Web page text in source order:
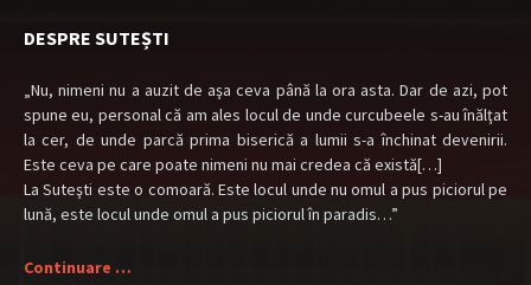
DESPRE SUTEȘTI
„Nu, nimeni nu a auzit de aşa ceva până la ora asta. Dar de azi, pot
spune eu, personal că am ales locul de unde curcubeele s-au înălţat
la cer, de unde parcă prima biserică a lumii s-a închinat devenirii.
Este ceva pe care poate nimeni nu mai credea că există[…]
La Suteşti este o comoară. Este locul unde nu omul a pus piciorul pe
lună, este locul unde omul a pus piciorul în paradis…”
Continuare …